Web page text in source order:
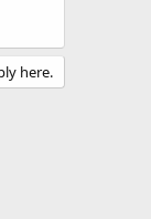
here.